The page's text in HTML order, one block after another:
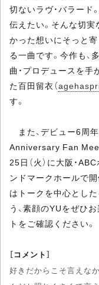
切ないラヴ・バラード
伝えたい。そんな切実
かった想いにそっと
る一曲です。今作も
曲・プロデュースを手
た百田留衣（
す。
また、デビュー6周
Anniversary Fan
25日（火）に大阪・
ンドマークホールで
はトークを中心とし
う、素顔のYUをぜひ
トをご確認ください。
［コメント］
好きだからこそ言えな